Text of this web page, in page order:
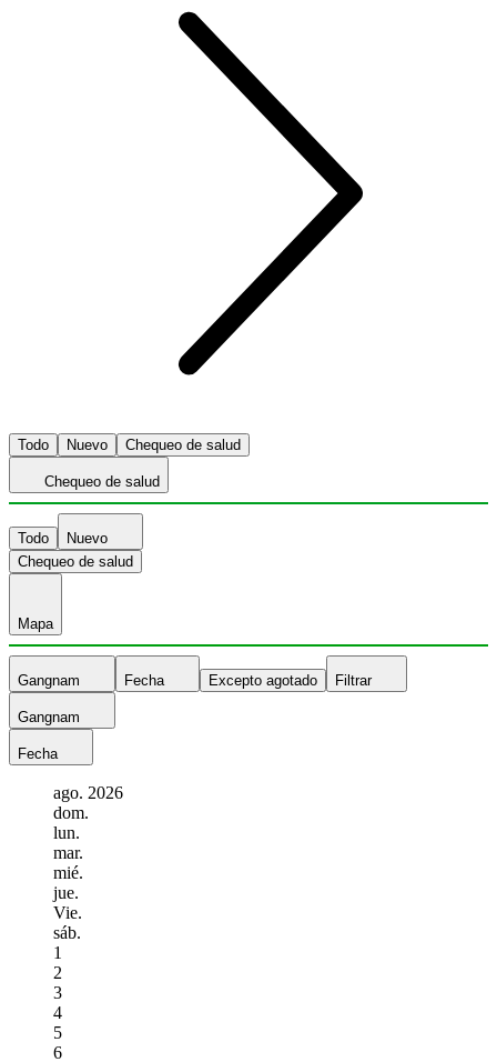
Todo Nuevo Chequeo de salud
Chequeo de salud
Todo
Nuevo
Chequeo de salud
Mapa
Gangnam Fecha Excepto agotado Filtrar
Gangnam
Fecha
ago. 2026
dom.
lun.
mar.
mié.
jue.
Vie.
sáb.
1
2
3
4
5
6